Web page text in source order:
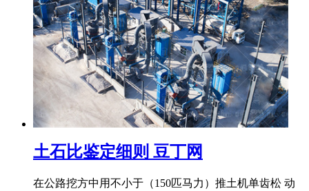
土石比鉴定细则 豆丁网
在公路挖方中用不小于（150匹马力）推土机单齿松 动